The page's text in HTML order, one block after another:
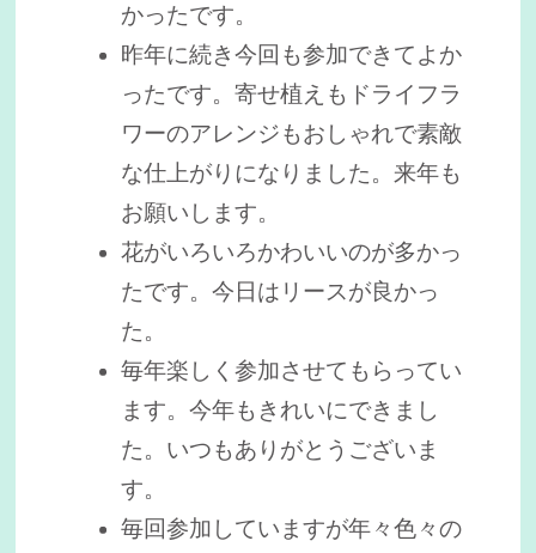
かったです。
昨年に続き今回も参加できてよか
ったです。寄せ植えもドライフラ
ワーのアレンジもおしゃれで素敵
な仕上がりになりました。来年も
お願いします。
花がいろいろかわいいのが多かっ
たです。今日はリースが良かっ
た。
毎年楽しく参加させてもらってい
ます。今年もきれいにできまし
た。いつもありがとうございま
す。
毎回参加していますが年々色々の